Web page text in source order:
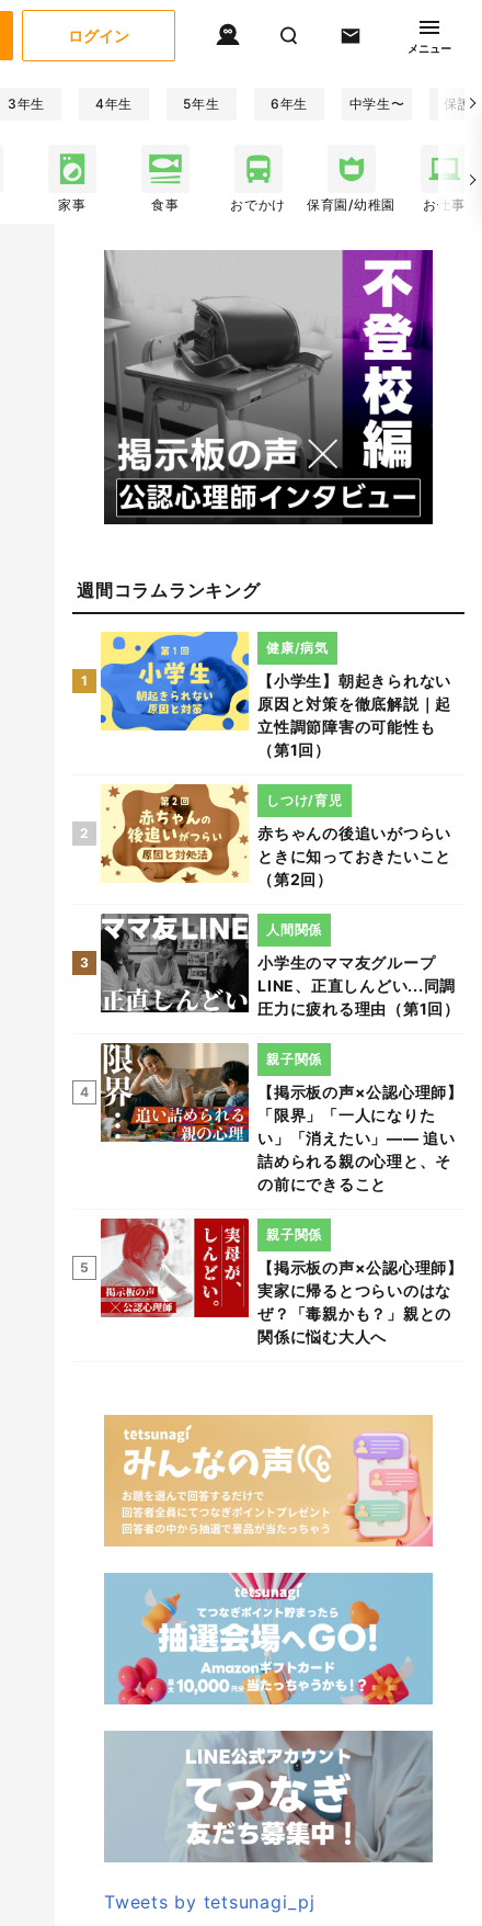
ログイン
メニュー
3年生 4年生 5年生 6年生 中学生〜 保護
家事 食事 おでかけ 保育園/幼稚園 お仕事
週間コラムランキング
1
【小学生】朝起きられない
原因と対策を徹底解説｜起
立性調節障害の可能性も
（第1回）
健康/病気
2
赤ちゃんの後追いがつらい
ときに知っておきたいこと
（第2回）
しつけ/育児
3
小学生のママ友グループ
LINE、正直しんどい...同調
圧力に疲れる理由（第1回）
人間関係
4
【掲示板の声×公認心理師】
「限界」「一人になりた
い」「消えたい」―― 追い
詰められる親の心理と、そ
の前にできること
親子関係
5
【掲示板の声×公認心理師】
実家に帰るとつらいのはな
ぜ？「毒親かも？」親との
関係に悩む大人へ
親子関係
Tweets by tetsunagi_pj